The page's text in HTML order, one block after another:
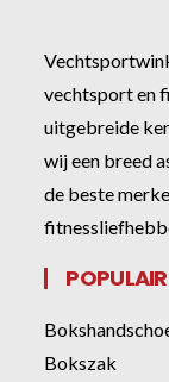
vechtsport en
uitgebreide
wij een breed
de beste
POPULAIR
Bokszak